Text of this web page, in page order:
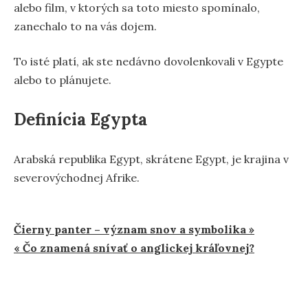
alebo film, v ktorých sa toto miesto spomínalo,
zanechalo to na vás dojem.
To isté platí, ak ste nedávno dovolenkovali v Egypte
alebo to plánujete.
Definícia Egypta
Arabská republika Egypt, skrátene Egypt, je krajina v
severovýchodnej Afrike.
Navigácia
v
Čierny panter – význam snov a symbolika »
« Čo znamená snívať o anglickej kráľovnej?